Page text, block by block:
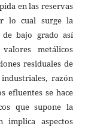
en las reservas
lo cual surge la
de bajo grado así
metálicos
residuales de
razón
efluentes se hace
que supone la
implica aspectos